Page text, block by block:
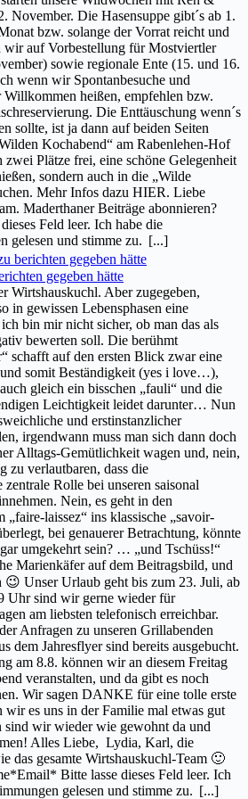
November. Die Hasensuppe gibt´s ab 1.
bzw. solange der Vorrat reicht und
wir auf Vorbestellung für Mostviertler
sowie regionale Ente (15. und 16.
wenn wir Spontanbesuche und
Willkommen heißen, empfehlen bzw.
Die Enttäuschung wenn´s
sollte, ist ja dann auf beiden Seiten
Kochabend“ am Rabenlehen-Hof
Plätze frei, eine schöne Gelegenheit
sondern auch in die „Wilde
Mehr Infos dazu HIER. Liebe
Maderthaner Beiträge abonnieren?
Feld leer. Ich habe die
gelesen und stimme zu. [...]
gegeben hätte
Wirtshauskuchl. Aber zugegeben,
in gewissen Lebensphasen eine
bin mir nicht sicher, ob man das als
bewerten soll. Die berühmt
schafft auf den ersten Blick zwar eine
somit Beständigkeit (yes i love…),
gleich ein bisschen „fauli“ und die
Leichtigkeit leidet darunter… Nun
und erstinstanzlicher
irgendwann muss man sich dann doch
Alltags-Gemütlichkeit wagen und, nein,
zu verlautbaren, dass die
Rolle bei unseren saisonal
Nein, es geht in den
„faire-laissez“ ins klassische „savoir-
bei genauerer Betrachtung, könnte
umgekehrt sein? … „und Tschüss!“
Marienkäfer auf dem Beitragsbild, und
😉 Unser Urlaub geht bis zum 23. Juli, ab
Uhr sind wir gerne wieder für
am liebsten telefonisch erreichbar.
Anfragen zu unseren Grillabenden
dem Jahresflyer sind bereits ausgebucht.
am 8.8. können wir an diesem Freitag
veranstalten, und da gibt es noch
Wir sagen DANKE für eine tolle erste
wir es uns in der Familie mal etwas gut
sind wir wieder wie gewohnt da und
Alles Liebe, Lydia, Karl, die
das gesamte Wirtshauskuchl-Team 🙂
Bitte lasse dieses Feld leer. Ich
gelesen und stimme zu. [...]